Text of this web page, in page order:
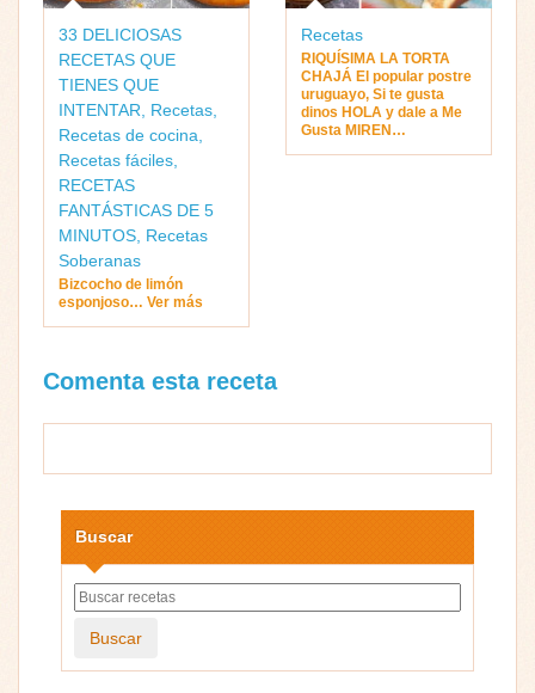
33 DELICIOSAS
RECETAS QUE
TIENES QUE
INTENTAR, Recetas,
Recetas de cocina,
Recetas fáciles,
RECETAS
FANTÁSTICAS DE 5
MINUTOS, Recetas
Soberanas
Bizcocho de limón
esponjoso… Ver más
Recetas
RIQUÍSIMA LA TORTA
CHAJÁ El popular postre
uruguayo, Si te gusta
dinos HOLA y dale a Me
Gusta MIREN…
Comenta esta receta
Buscar
Buscar